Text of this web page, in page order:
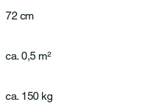
72 cm
ca. 0,5 m²
ca. 150 kg